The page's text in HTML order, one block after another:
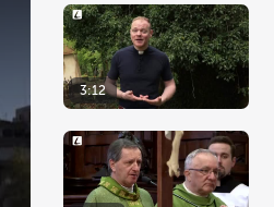
3:12